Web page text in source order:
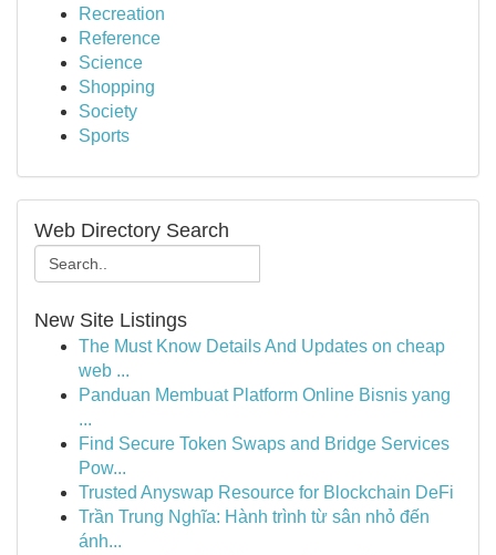
Recreation
Reference
Science
Shopping
Society
Sports
Web Directory Search
New Site Listings
The Must Know Details And Updates on cheap
web ...
Panduan Membuat Platform Online Bisnis yang
...
Find Secure Token Swaps and Bridge Services
Pow...
Trusted Anyswap Resource for Blockchain DeFi
Trần Trung Nghĩa: Hành trình từ sân nhỏ đến
ánh...